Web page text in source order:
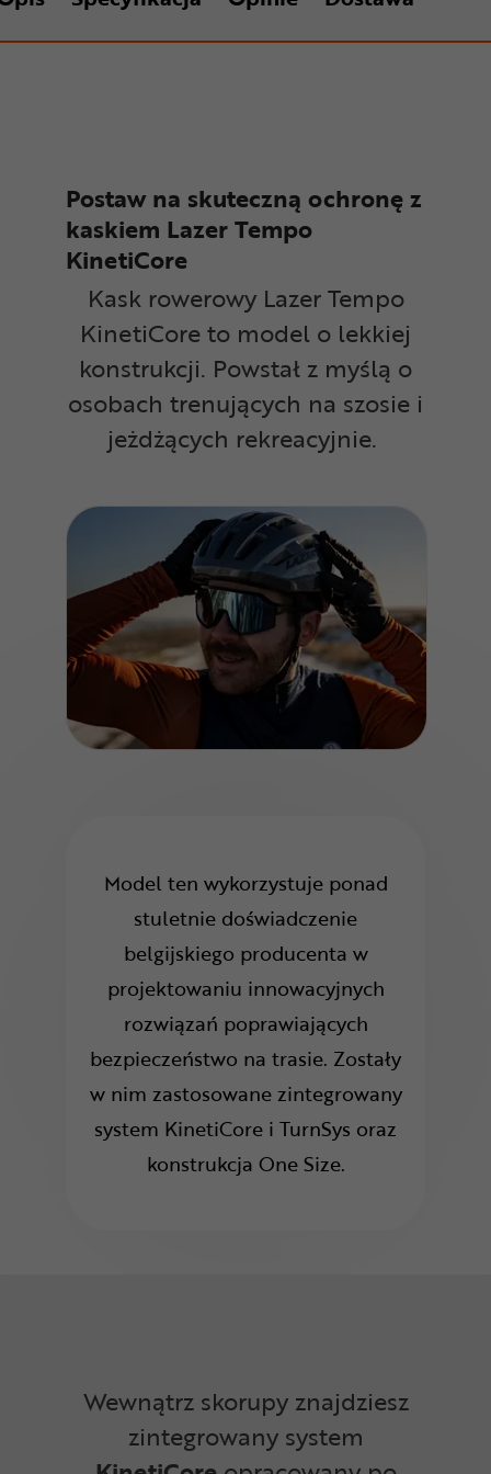
Postaw na skuteczną ochronę z
kaskiem Lazer Tempo
KinetiCore
Kask rowerowy Lazer Tempo
KinetiCore to model o lekkiej
konstrukcji. Powstał z myślą o
osobach trenujących na szosie i
jeżdżących rekreacyjnie.
Model ten wykorzystuje ponad
stuletnie doświadczenie
belgijskiego producenta w
projektowaniu innowacyjnych
rozwiązań poprawiających
bezpieczeństwo na trasie. Zostały
w nim zastosowane zintegrowany
system KinetiCore i TurnSys oraz
konstrukcja One Size.
Wewnątrz skorupy znajdziesz
zintegrowany system